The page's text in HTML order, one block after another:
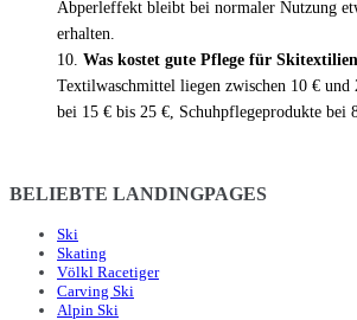
Abperleffekt bleibt bei normaler Nutzung
erhalten.
Was kostet gute Pflege für
Textilwaschmittel liegen zwischen 10 € und
bei 15 € bis 25 €, Schuhpflegeprodukte bei
BELIEBTE LANDINGPAGES
Ski
Skating
Völkl Racetiger
Carving Ski
Alpin Ski